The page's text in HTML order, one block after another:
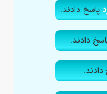
پاسخ دادند.
دادند.